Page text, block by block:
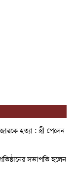
হত্যা : স্ত্রী পেলেন
সভাপতি হলেন